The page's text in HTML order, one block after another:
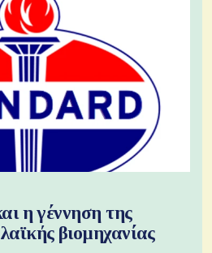
η γέννηση της
βιομηχανίας